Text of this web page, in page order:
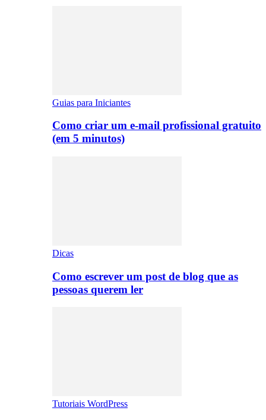
Guias para Iniciantes
Como criar um e-mail profissional gratuito
(em 5 minutos)
Dicas
Como escrever um post de blog que as
pessoas querem ler
Tutoriais WordPress